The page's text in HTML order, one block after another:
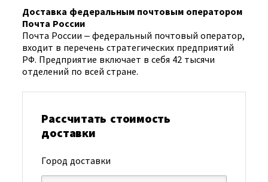
Доставка федеральным почтовым оператором
Почта России
Почта России – федеральный почтовый оператор,
входит в перечень стратегических предприятий
РФ. Предприятие включает в себя 42 тысячи
отделений по всей стране.
Рассчитать стоимость
доставки
Город доставки